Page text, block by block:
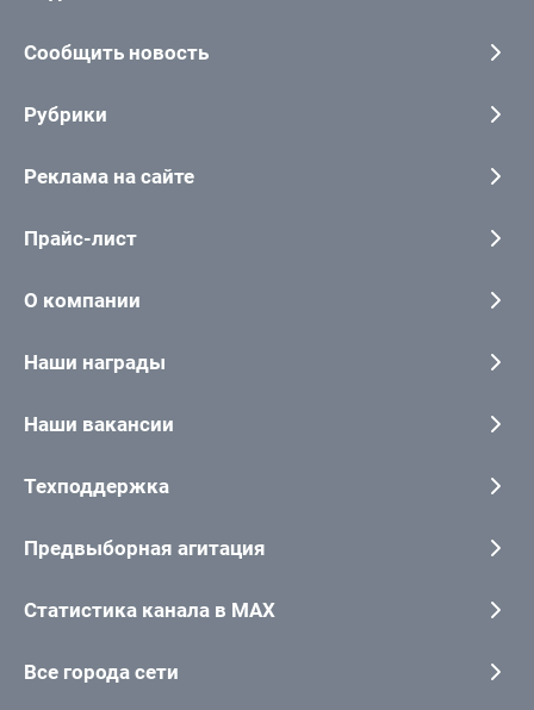
Сообщить новость
Рубрики
Реклама на сайте
Прайс-лист
О компании
Наши награды
Наши вакансии
Техподдержка
Предвыборная агитация
Статистика канала в MAX
Все города сети